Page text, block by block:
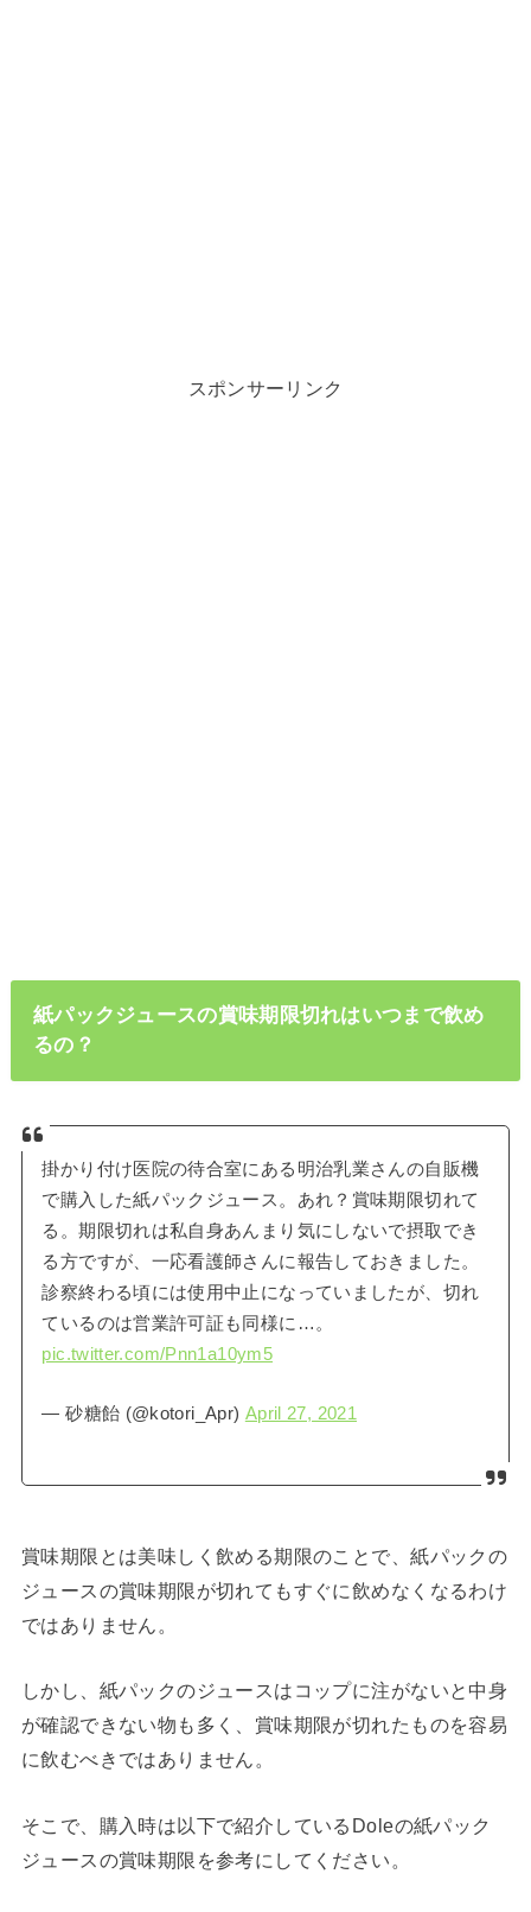
スポンサーリンク
紙パックジュースの賞味期限切れはいつまで飲め
るの？
掛かり付け医院の待合室にある明治乳業さんの自販機
で購入した紙パックジュース。あれ？賞味期限切れて
る。期限切れは私自身あんまり気にしないで摂取でき
る方ですが、一応看護師さんに報告しておきました。
診察終わる頃には使用中止になっていましたが、切れ
ているのは営業許可証も同様に…。
pic.twitter.com/Pnn1a10ym5
— 砂糖飴 (@kotori_Apr) April 27, 2021
賞味期限とは美味しく飲める期限のことで、紙パックの
ジュースの賞味期限が切れてもすぐに飲めなくなるわけ
ではありません。
しかし、紙パックのジュースはコップに注がないと中身
が確認できない物も多く、賞味期限が切れたものを容易
に飲むべきではありません。
そこで、購入時は以下で紹介しているDoleの紙パック
ジュースの賞味期限を参考にしてください。